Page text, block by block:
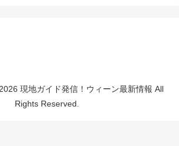
現地ガイド発信！ウィーン最新情報 All
Rights Reserved.